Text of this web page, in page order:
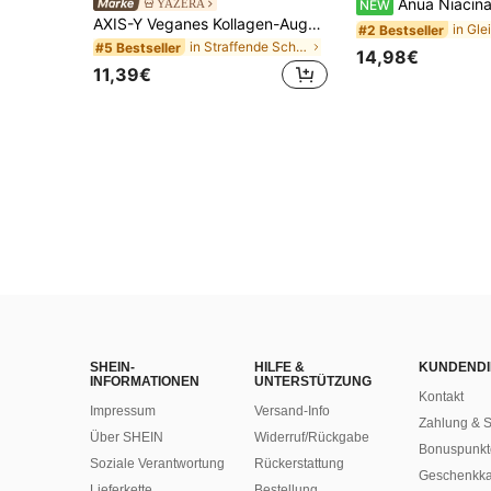
YAZERA
AXIS-Y Veganes Kollagen-Augenserum 10 ml - Augenserum
#5 Bestseller in Straffende Schwellungen Augenpflege
11,39€
NEW Anua Niacinamide 10% + TXA 4% Serum 30ml, Koreanische K-Beauty Aufhellendes Gesichtsserum,
#2 Bestseller
14,98€
SHEIN-
INFORMATIONEN
Impressum
Über SHEIN
Soziale Verantwortung
HILFE &
UNTERSTÜTZUNG
Versand-Info
Widerruf/Rückgabe
Rückerstattung
Kontakt
Zahlung &